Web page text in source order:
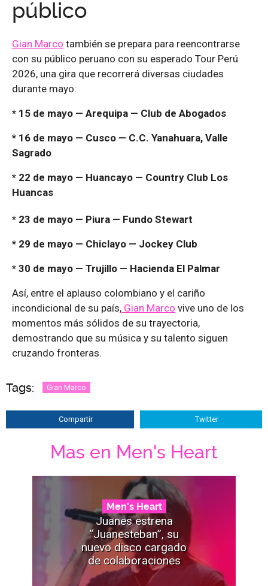
público
Gian Marco también se prepara para reencontrarse
con su público peruano con su esperado Tour Perú
2026, una gira que recorrerá diversas ciudades
durante mayo:
* 15 de mayo — Arequipa — Club de Abogados
* 16 de mayo — Cusco — C.C. Yanahuara, Valle
Sagrado
* 22 de mayo — Huancayo — Country Club Los
Huancas
* 23 de mayo — Piura — Fundo Stewart
* 29 de mayo — Chiclayo — Jockey Club
* 30 de mayo — Trujillo — Hacienda El Palmar
Así, entre el aplauso colombiano y el cariño
incondicional de su país, Gian Marco vive uno de los
momentos más sólidos de su trayectoria,
demostrando que su música y su talento siguen
cruzando fronteras.
Tags: Gian Marco
Compartir Twitter
Mas en Men's Heart
Men's Heart
Juanes estrena
“Juanesteban”, su
nuevo disco cargado
de colaboraciones